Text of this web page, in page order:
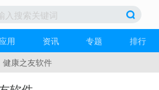
应用 资讯 专题
排行
健康之友软件